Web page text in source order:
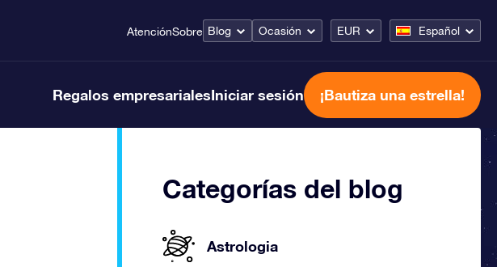
AtenciónSobre Blog Ocasión EUR Español
Regalos empresarialesIniciar sesión ¡Bautiza una estrella!
Categorías del blog
Astrologia